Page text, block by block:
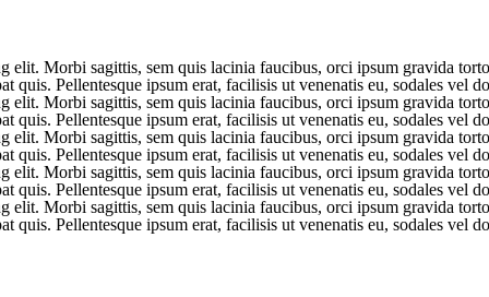
elit. Morbi sagittis, sem quis lacinia faucibus, orci ipsum gravida
quis. Pellentesque ipsum erat, facilisis ut venenatis eu, sodales vel
elit. Morbi sagittis, sem quis lacinia faucibus, orci ipsum gravida
quis. Pellentesque ipsum erat, facilisis ut venenatis eu, sodales vel
elit. Morbi sagittis, sem quis lacinia faucibus, orci ipsum gravida
quis. Pellentesque ipsum erat, facilisis ut venenatis eu, sodales vel
elit. Morbi sagittis, sem quis lacinia faucibus, orci ipsum gravida
quis. Pellentesque ipsum erat, facilisis ut venenatis eu, sodales vel
elit. Morbi sagittis, sem quis lacinia faucibus, orci ipsum gravida
quis. Pellentesque ipsum erat, facilisis ut venenatis eu, sodales vel